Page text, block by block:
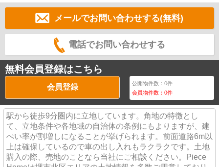
メールでお問い合わせする(無料)
電話でお問い合わせする
無料会員登録はこちら
会員登録 公開物件数：0件
会員物件数：0件
駅から徒歩9分圏内に立地しています。角地の特徴とし
て、立地条件や各地域の自治体の条例にもよりますが、建
ぺい率が割増しになることが挙げられます。前面道路6m以
上は確保しているので車の出し入れもラクラクです。土地
購入の際、売地のことなら当社にご相談ください。Piece